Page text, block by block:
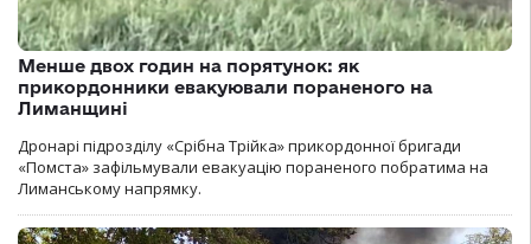
Менше двох годин на порятунок: як
прикордонники евакуювали пораненого на
Лиманщині
Дронарі підрозділу «Срібна Трійка» прикордонної бригади
«Помста» зафільмували евакуацію пораненого побратима на
Лиманському напрямку.